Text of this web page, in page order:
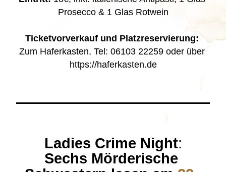
Prosecco & 1 Glas Rotwein
Ticketvorverkauf und Platzreservierung:
Zum Haferkasten, Tel: 06103 22259 oder über
https://haferkasten.de
Ladies Crime Night:
Sechs Mörderische